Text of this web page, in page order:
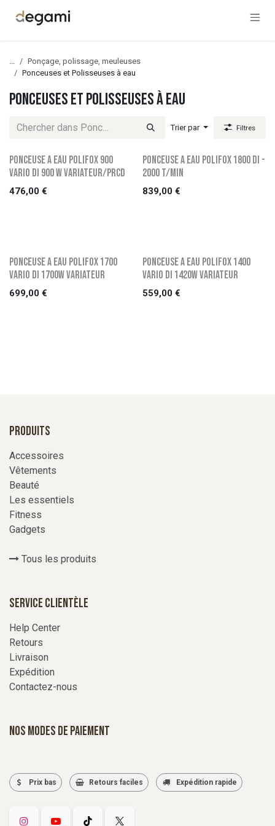
...
Ponçage, polissage, meuleuses
Ponceuses et Polisseuses à eau
Ponceuses et Polisseuses à eau
Trier par Filtres
PONCEUSE A EAU POLIFOX 900
VARIO DI 900 W VARIATEUR/PRCD
476,00 €
PONCEUSE A EAU POLIFOX 1800 DI -
2000 t/min
839,00€
PONCEUSE A EAU POLIFOX 1700
VARIO DI 1700W VARIATEUR
699,00 €
PONCEUSE A EAU POLIFOX 1400
VARIO DI 1420W VARIATEUR
559,00€
Produits
Accessoires
Vêtements
Beauté
Les essentiels
Fitness
Gadgets
Tous les produits
Service Clientèle
Help Center
Retours
Livraison
Expédition
Contactez-nous
Nos modes de paiement
Prix bas Retours faciles Expédition rapide